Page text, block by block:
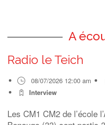
A
Radio le Teich
08/07/2026 12:00 am
Interview
Les CM1 CM2 de l’école